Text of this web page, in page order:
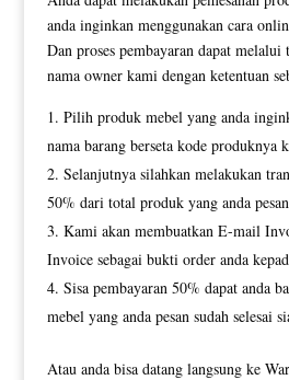
anda inginkan menggunakan cara
Dan proses pembayaran dapat
nama owner kami dengan ketentuan
Pilih produk mebel yang anda
nama barang berseta kode produknya
Selanjutnya silahkan melakukan
50% dari total produk yang anda
Kami akan membuatkan E-mail
Invoice sebagai bukti order anda
Sisa pembayaran 50% dapat anda
mebel yang anda pesan sudah selesai
Atau anda bisa datang langsung ke